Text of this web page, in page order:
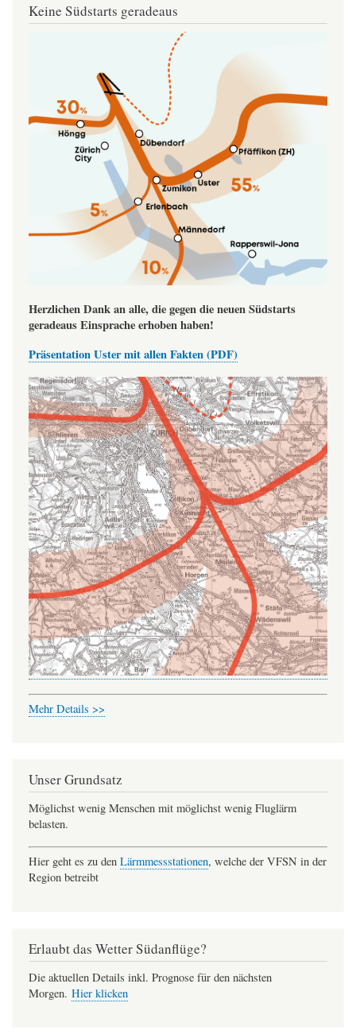
Keine Südstarts geradeaus
Herzlichen Dank an alle, die gegen die neuen Südstarts
geradeaus Einsprache erhoben haben!
Präsentation Uster mit allen Fakten (PDF)
Mehr Details >>
Unser Grundsatz
Möglichst wenig Menschen mit möglichst wenig Fluglärm
belasten.
Hier geht es zu den Lärmmessstationen, welche der VFSN in der
Region betreibt
Erlaubt das Wetter Südanflüge?
Die aktuellen Details inkl. Prognose für den nächsten
Morgen. Hier klicken